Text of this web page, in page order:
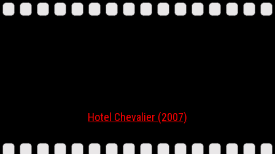
Hotel Chevalier (2007)